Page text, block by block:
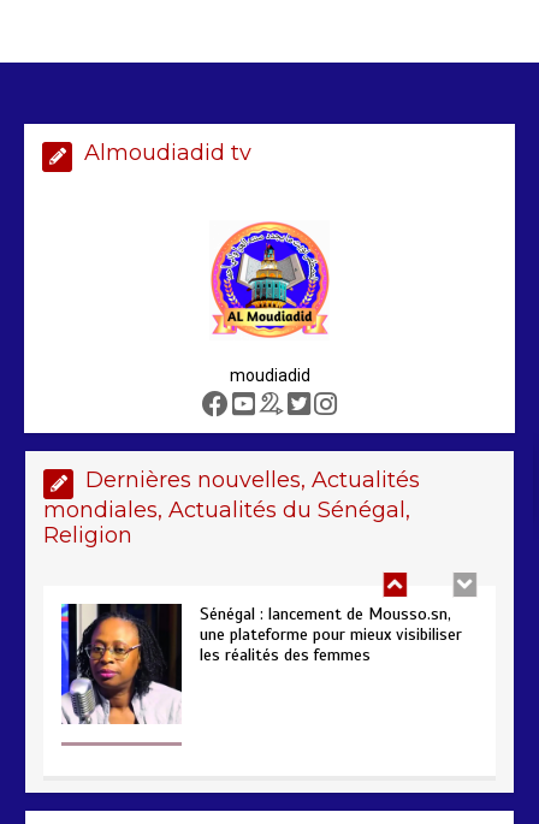
Almoudiadid tv
moudiadid
Dernières nouvelles, Actualités
mondiales, Actualités du Sénégal,
Religion
2 min 229
sénégalais au Maroc : mandat
international en cause
2 min 208
Sénégal – FMI : les discussions se
2 min 221
Sénégal : lancement de Mousso.sn,
une plateforme pour mieux visibiliser
les réalités des femmes